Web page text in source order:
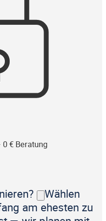
€ Beratung
Wählen
am ehesten zu